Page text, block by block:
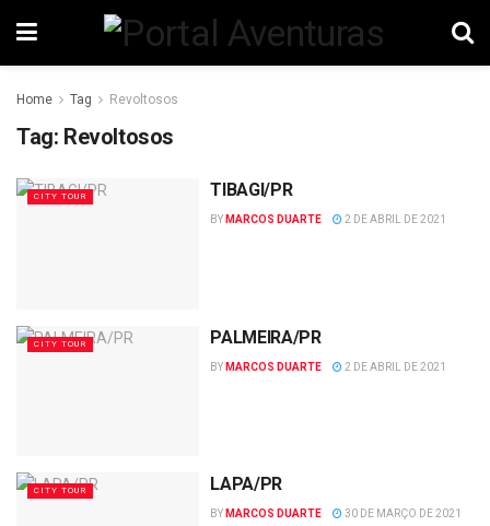
Home Tag Revoltosos
Tag: Revoltosos
CITY TOUR TIBAGI/PR
BY MARCOS DUARTE 2 DE ABRIL DE 2021
CITY TOUR PALMEIRA/PR
BY MARCOS DUARTE 2 DE ABRIL DE 2021
CITY TOUR LAPA/PR
BY MARCOS DUARTE 30 DE MARÇO DE 2021